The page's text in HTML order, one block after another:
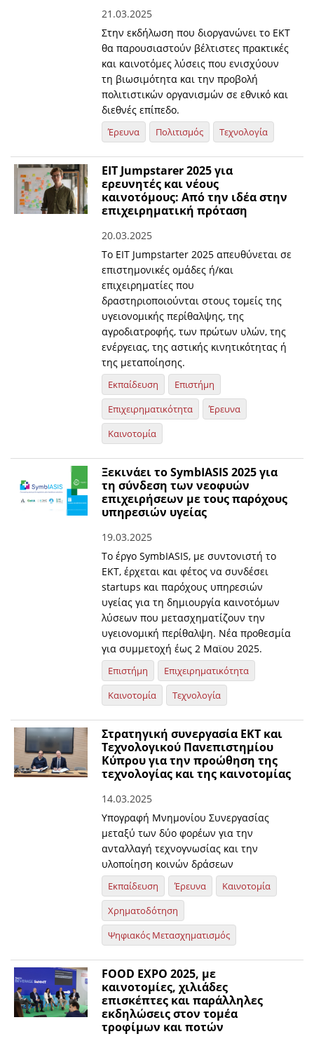
21.03.2025
Στην εκδήλωση που διοργανώνει το ΕΚΤ
θα παρουσιαστούν βέλτιστες πρακτικές
και καινοτόμες λύσεις που ενισχύουν
τη βιωσιμότητα και την προβολή
πολιτιστικών οργανισμών σε εθνικό και
διεθνές επίπεδο.
Έρευνα Πολιτισμός Τεχνολογία
EIT Jumpstarer 2025 για
ερευνητές και νέους
καινοτόμους: Από την ιδέα στην
επιχειρηματική πρόταση
20.03.2025
Το EIT Jumpstarter 2025 απευθύνεται σε
επιστημονικές ομάδες ή/και
επιχειρηματίες που
δραστηριοποιούνται στους τομείς της
υγειονομικής περίθαλψης, της
αγροδιατροφής, των πρώτων υλών, της
ενέργειας, της αστικής κινητικότητας ή
της μεταποίησης.
Εκπαίδευση
Επιστήμη
Επιχειρηματικότητα
Έρευνα
Καινοτομία
Ξεκινάει το SymbIASIS 2025 για
τη σύνδεση των νεοφυών
επιχειρήσεων με τους παρόχους
υπηρεσιών υγείας
19.03.2025
Το έργο SymbIASIS, με συντονιστή το
ΕΚΤ, έρχεται και φέτος να συνδέσει
startups και παρόχους υπηρεσιών
υγείας για τη δημιουργία καινοτόμων
λύσεων που μετασχηματίζουν την
υγειονομική περίθαλψη. Νέα προθεσμία
για συμμετοχή έως 2 Μαϊου 2025.
Επιστήμη
Επιχειρηματικότητα
Καινοτομία
Τεχνολογία
Στρατηγική συνεργασία ΕΚΤ και
Τεχνολογικού Πανεπιστημίου
Κύπρου για την προώθηση της
τεχνολογίας και της καινοτομίας
14.03.2025
Υπογραφή Μνημονίου Συνεργασίας
μεταξύ των δύο φορέων για την
ανταλλαγή τεχνογνωσίας και την
υλοποίηση κοινών δράσεων
Εκπαίδευση Έρευνα
Καινοτομία
Χρηματοδότηση
Ψηφιακός Μετασχηματισμός
FOOD EXPO 2025, με
καινοτομίες, χιλιάδες
επισκέπτες και παράλληλες
εκδηλώσεις στον τομέα
τροφίμων και ποτών